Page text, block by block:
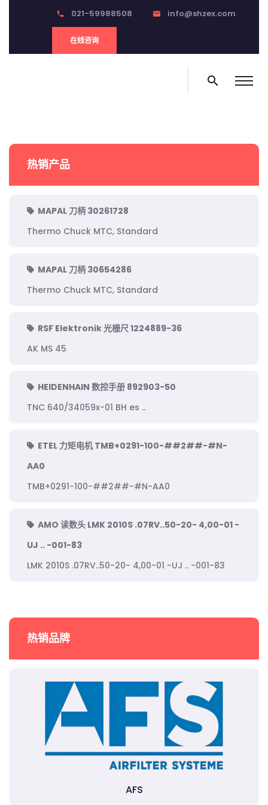
phone 021-59988508 email info@shzex.com
在线咨询
search
热销产品
MAPAL 刀柄 30261728
Thermo Chuck MTC, Standard
MAPAL 刀柄 30654286
Thermo Chuck MTC, Standard
RSF Elektronik 光栅尺 1224889-36
AK MS 45
HEIDENHAIN 数控手册 892903-50
TNC 640/34059x-01 BH es ..
ETEL 力矩电机 TMB+0291-100-##2##-#N-
AA0
TMB+0291-100-##2##-#N-AA0
AMO 读数头 LMK 2010S .07RV..50-20- 4,00-01 -
UJ .. -001-83
LMK 2010S .07RV..50-20- 4,00-01 -UJ .. -001-83
热销品牌
AFS